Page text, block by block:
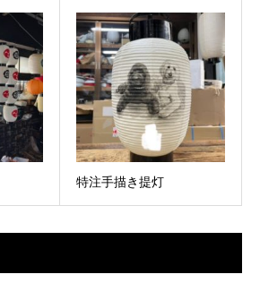
特注手描き提灯